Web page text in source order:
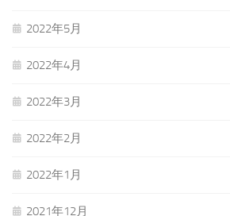
2022年5月
2022年4月
2022年3月
2022年2月
2022年1月
2021年12月